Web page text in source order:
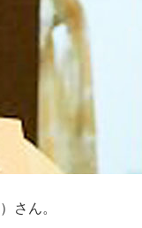
）さん。